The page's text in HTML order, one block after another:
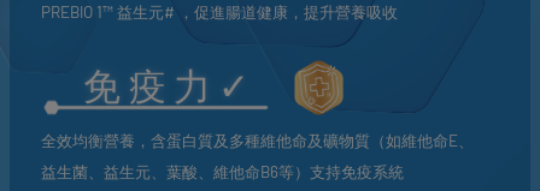
PREBIO 1™ 益生元# ，促進腸道健康，提升營養吸收
免疫力 ✓
全效均衡營養，含蛋白質及多種維他命及礦物質（如維他命E、
益生菌、益生元、葉酸、維他命B6等）支持免疫系統